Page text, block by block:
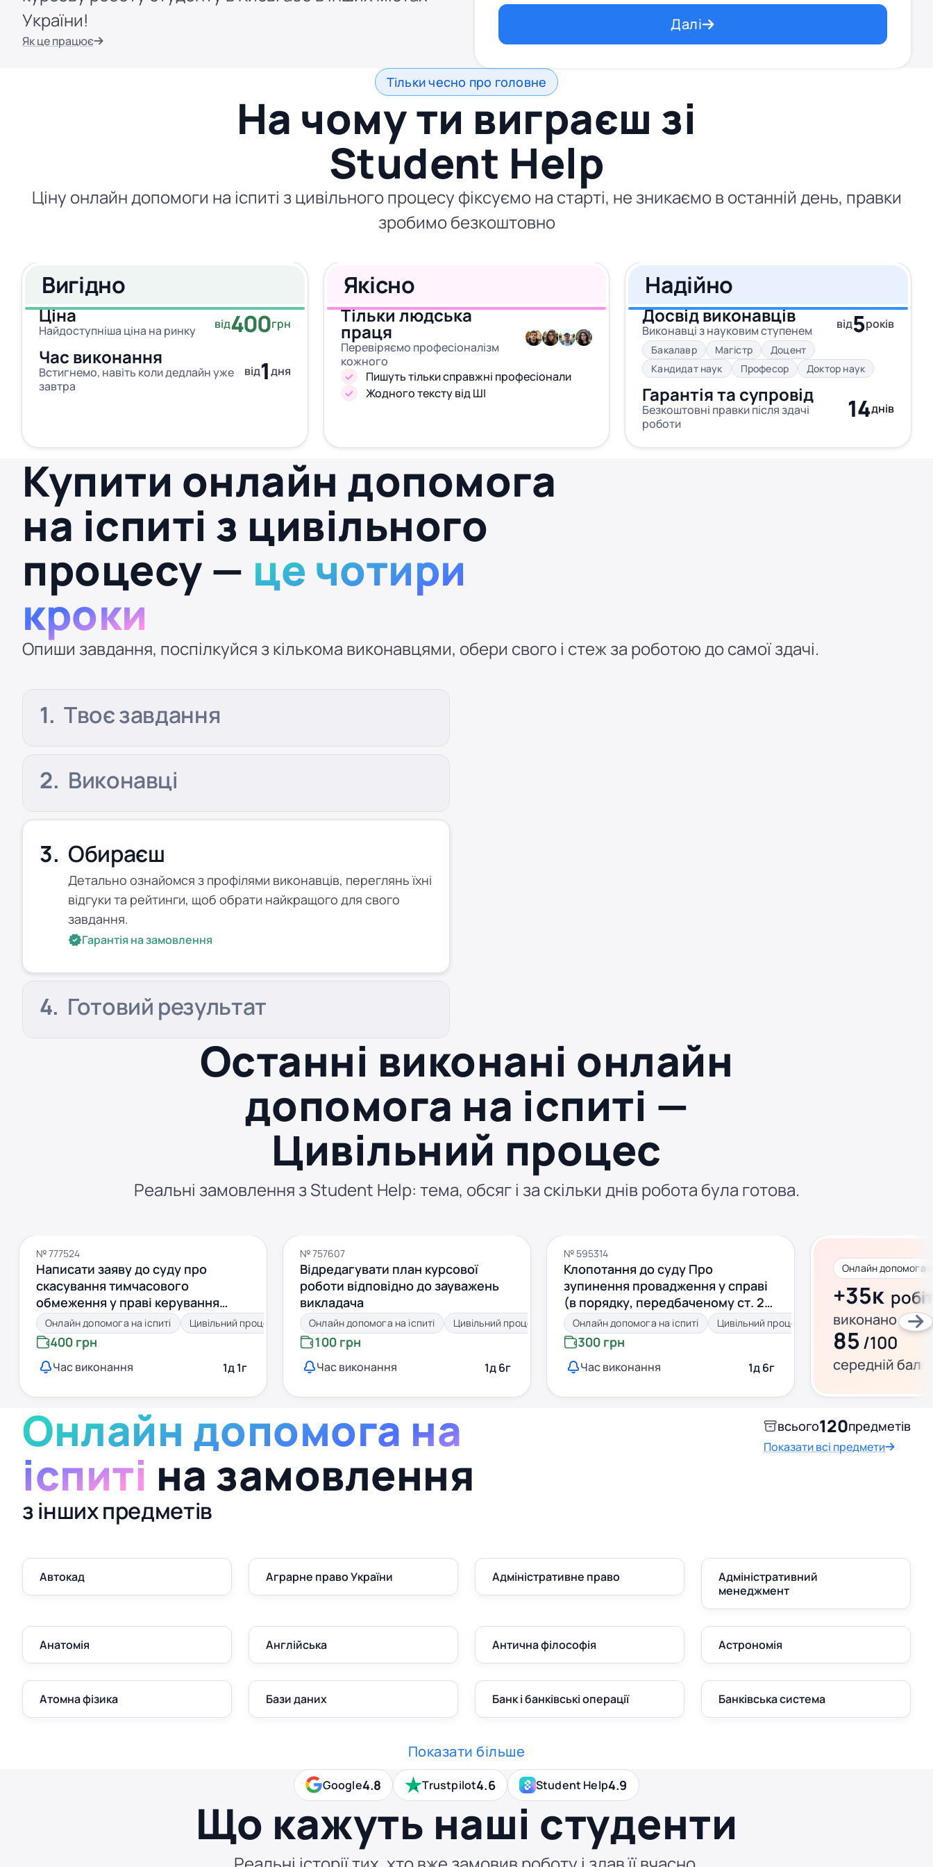
України!
Як це працює
Далі
Тільки чесно про головне
На чому ти виграєш зі
Student Help
Ціну онлайн допомоги на іспиті з цивільного процесу фіксуємо на старті, не зникаємо в останній день, правки
зробимо безкоштовно
Вигідно
Ціна
Найдоступніша ціна на ринку від400грн
Час виконання
Встигнемо, навіть коли дедлайн уже
завтра
від1дня
Якісно
Тільки людська
праця
Перевіряємо професіоналізм
кожного
Пишуть тільки справжні професіонали
Жодного тексту від ШІ
Надійно
Досвід виконавців
Виконавці з науковим ступенем від5років
Бакалавр Магістр
Доцент
Кандидат наук
Професор Доктор наук
Гарантія та супровід
Безкоштовні правки після здачі
роботи
14днів
Купити онлайн допомога
на іспиті з цивільного
процесу — це чотири
кроки
Опиши завдання, поспілкуйся з кількома виконавцями, обери свого і стеж за роботою до самої здачі.
Твоє завдання
Виконавці
Обираєш
Детально ознайомся з профілями виконавців, переглянь їхні
відгуки та рейтинги, щоб обрати найкращого для свого
завдання.
Гарантія на замовлення
Готовий результат
Останні виконані онлайн
допомога на іспиті —
Цивільний процес
Реальні замовлення з Student Help: тема, обсяг і за скільки днів робота була готова.
№ 777524
Написати заяву до суду про
скасування тимчасового
обмеження у праві керування
транспортними засобами
Онлайн допомога на іспиті Цивільний процес
400 грн
Час виконання 1д 1г
№ 757607
Відредагувати план курсової
роботи відповідно до зауважень
викладача
Онлайн допомога на іспиті Цивільний процес
100 грн
Час виконання 1д 6г
№ 595314
Клопотання до суду Про
зупинення провадження у справі
(в порядку, передбаченому ст. 251
ч. 1 п. 2 та ст 253 ч. 1 п. 2 ЦПК
України)
Онлайн допомога на іспиті Цивільний процес
300 грн
Час виконання 1д 6г
+35к
виконано за
85/100
середній бал
Онлайн допомога на
іспиті на замовлення
з інших предметів
всього120предметів
Показати всі предмети
Автокад Аграрне право України Адміністративне право
Адміністративний
менеджмент
Анатомія Англійська Антична філософія Астрономія
Атомна фізика Бази даних Банк і банківські операції Банківська система
Показати більше
Google4.8 Trustpilot4.6 Student Help4.9
Що кажуть наші студенти